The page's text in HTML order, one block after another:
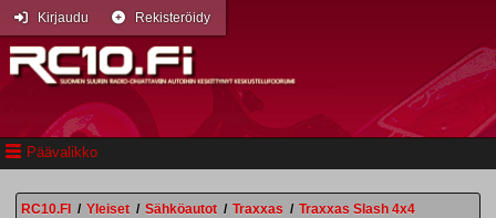
Päävalikko
Kirjaudu Rekisteröidy
RC10.FI / Yleiset / Sähköautot / Traxxas / Traxxas Slash 4x4